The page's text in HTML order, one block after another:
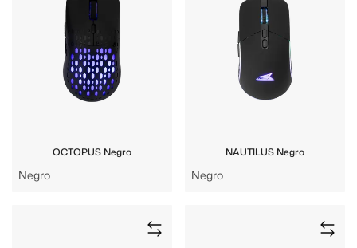
OCTOPUS Negro
Negro
NAUTILUS Negro
Negro